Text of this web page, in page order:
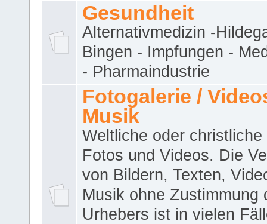
Gesundheit
Alternativmedizin -
Bingen - Impfungen -
- Pharmaindustrie
Fotogalerie /
Musik
Weltliche oder christliche
Fotos und Videos. Die
von Bildern, Texten,
Musik ohne Zustimmung
Urhebers ist in vielen